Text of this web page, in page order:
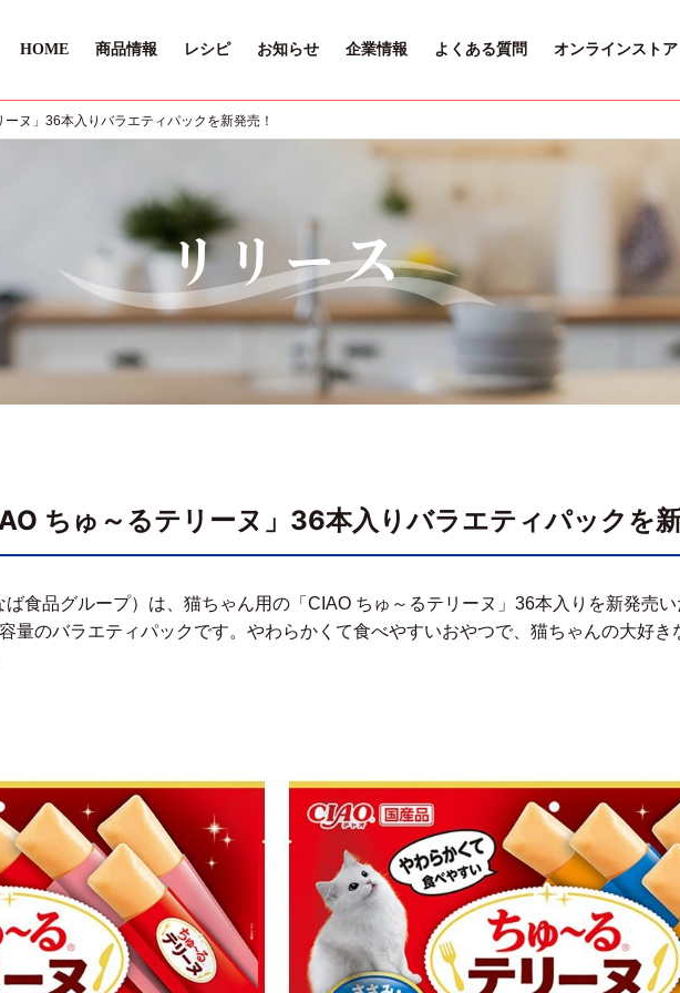
HOME 商品情報 レシピ お知らせ 企業情報 よくある質問 オンラインストア
ヌ」36本入りバラエティパックを新発売！
ちゅ～るテリーヌ」36本入りバラエティパックを新
食品グループ）は、猫ちゃん用の「 CIAO ちゅ～るテリーヌ」 36本入りを新発売い
量のバラエティパックです。やわらかくて食べやすいおやつで、猫ちゃんの大好き